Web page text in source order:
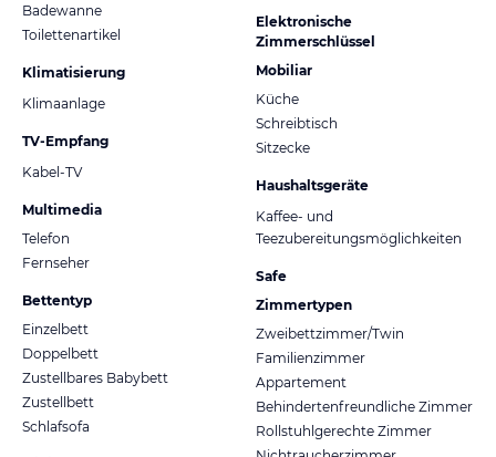
Badewanne
Toilettenartikel
Klimatisierung
Klimaanlage
TV-Empfang
Kabel-TV
Multimedia
Telefon
Fernseher
Bettentyp
Einzelbett
Doppelbett
Zustellbares Babybett
Zustellbett
Schlafsofa
Elektronische
Zimmerschlüssel
Mobiliar
Küche
Schreibtisch
Sitzecke
Haushaltsgeräte
Kaffee- und
Teezubereitungsmöglichkeiten
Safe
Zimmertypen
Zweibettzimmer/Twin
Familienzimmer
Appartement
Behindertenfreundliche Zimmer
Rollstuhlgerechte Zimmer